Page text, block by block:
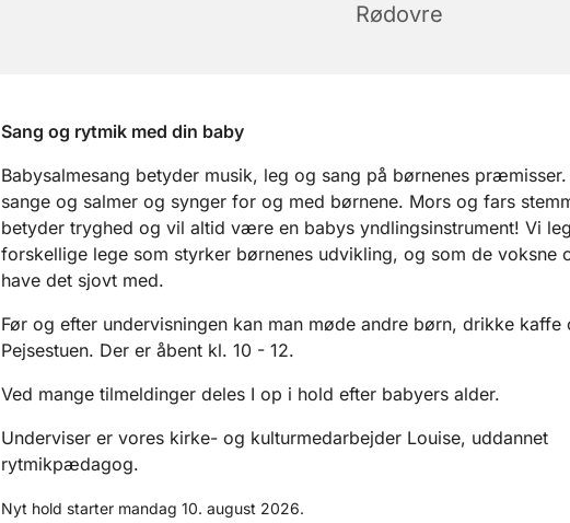
Rødovre
Sang og rytmik med din baby
Babysalmesang betyder musik, leg og sang på børnenes
sange og salmer og synger for og med børnene. Mors og fars
betyder tryghed og vil altid være en babys yndlingsinstrument! Vi
forskellige lege som styrker børnenes udvikling, og som de voksne
have det sjovt med.
Før og efter undervisningen kan man møde andre børn, drikke kaffe
Pejsestuen. Der er åbent kl. 10 - 12.
Ved mange tilmeldinger deles I op i hold efter babyers alder.
Underviser er vores kirke- og kulturmedarbejder Louise, uddannet
rytmikpædagog.
Nyt hold starter mandag 10. august 2026.